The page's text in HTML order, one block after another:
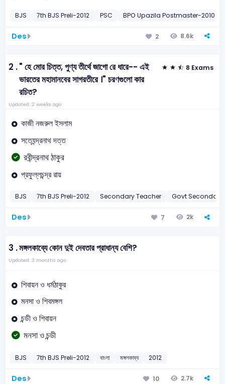
BJS 7th BJS Preli-2012 PSC BPO Upazila Postmaster-2010
Des 2 8.6k
2 ." হে মোর চিত্ত, পুণ্য তীর্থে জাগো রে ধারে-- এই
ভারতের মহামানবের সাগরতীরে ।" চরণগুলো কার
রচিত?
8 Exams
Updated: 2 weeks ago
কাজী নজরুল ইসলাম
সত্যেন্দ্রনাথ দত্ত
রবীন্দ্রনাথ ঠাকুর
প্রফুল্লচন্দ্র রায়
BJS 7th BJS Preli-2012 Secondary Teacher Govt Secondary
Des 7 2k
3 .মঙ্গলকাব্যে কোন দুই দেবতার প্রাধান্য বেশি?
Updated: 3 months ago
শিবায়ন ও ধর্মঠাকুর
মনসা ও শিবমঙ্গল
চন্ডী ও শিবায়ন
মনসা ও চন্ডী
BJS 7th BJS Preli-2012 বাংলা মঙ্গলকাব্য 2012
Des 10 2.7k